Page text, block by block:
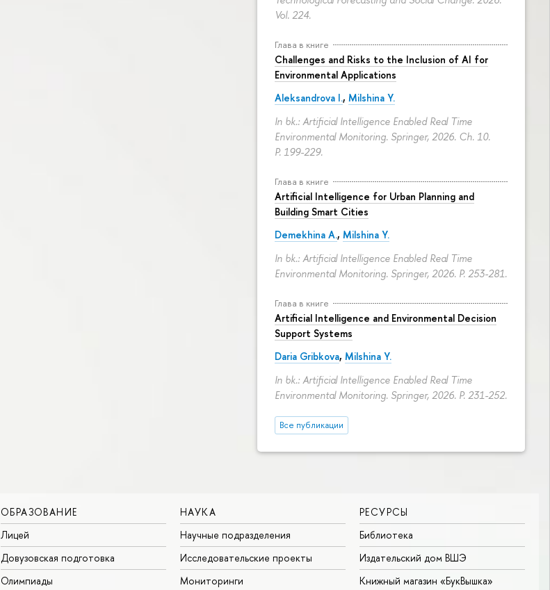
Vol. 224.
Глава в книге
Challenges and Risks to the Inclusion of AI for
Environmental Applications
Aleksandrova I., Milshina Y.
In bk.: Artificial Intelligence Enabled Real Time
Environmental Monitoring. Springer, 2026. Ch. 10.
P. 199-229.
Глава в книге
Artificial Intelligence for Urban Planning and
Building Smart Cities
Demekhina A., Milshina Y.
In bk.: Artificial Intelligence Enabled Real Time
Environmental Monitoring. Springer, 2026. P. 253-281.
Глава в книге
Artificial Intelligence and Environmental Decision
Support Systems
Daria Gribkova, Milshina Y.
In bk.: Artificial Intelligence Enabled Real Time
Environmental Monitoring. Springer, 2026. P. 231-252.
Все публикации
ОБРАЗОВАНИЕ
Лицей
Довузовская подготовка
Олимпиады
НАУКА
Научные подразделения
Исследовательские проекты
Мониторинги
РЕСУРСЫ
Библиотека
Издательский дом ВШЭ
Книжный магазин «БукВышка»